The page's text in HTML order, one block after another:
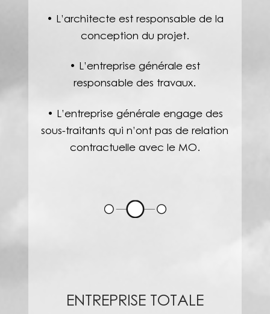
• L’architecte est responsable de la
conception du projet.
• L’entreprise générale est
responsable des travaux.
• L’entreprise générale engage des
sous-traitants qui n’ont pas de relation
contractuelle avec le MO.
ENTREPRISE TOTALE